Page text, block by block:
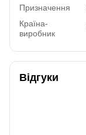
Призначення
Країна-
виробник
Відгуки